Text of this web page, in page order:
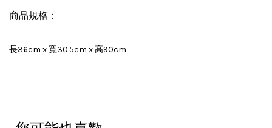
商品規格：
長36cm x寬30.5cm x高90cm